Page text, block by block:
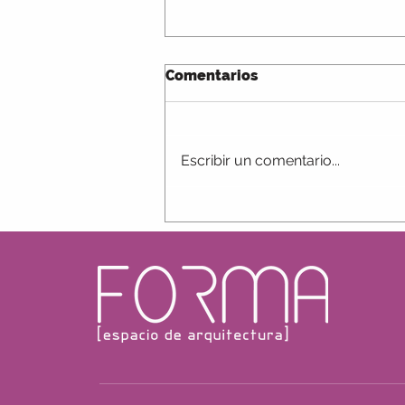
mental.
Comentarios
Escribir un comentario...